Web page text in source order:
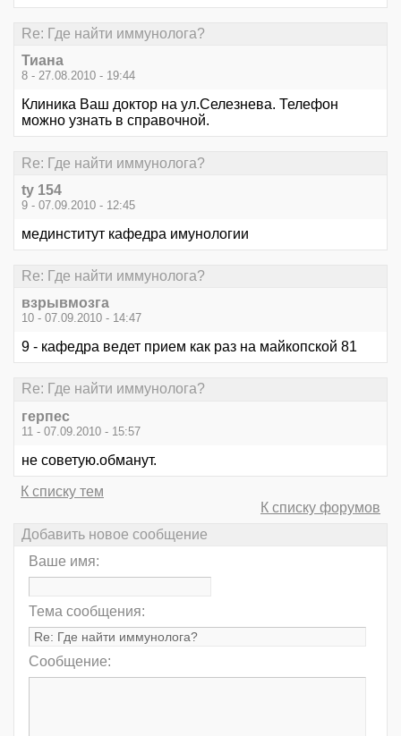
Re: Где найти иммунолога?
Тиана
8 - 27.08.2010 - 19:44
Клиника Ваш доктор на ул.Селезнева. Телефон
можно узнать в справочной.
Re: Где найти иммунолога?
ty 154
9 - 07.09.2010 - 12:45
мединститут кафедра имунологии
Re: Где найти иммунолога?
взрывмозга
10 - 07.09.2010 - 14:47
9 - кафедра ведет прием как раз на майкопской 81
Re: Где найти иммунолога?
герпес
11 - 07.09.2010 - 15:57
не советую.обманут.
К списку тем
К списку форумов
Добавить новое сообщение
Ваше имя:
Тема сообщения:
Сообщение: